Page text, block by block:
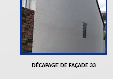
DÉCAPAGE DE FAÇADE 33